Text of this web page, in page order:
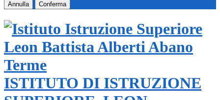
Annulla Conferma
ISTITUTO DI ISTRUZIONE